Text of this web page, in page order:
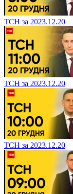
ТСН за 2023.12.20
ТСН за 2023.12.20
ТСН за 2023.12.20